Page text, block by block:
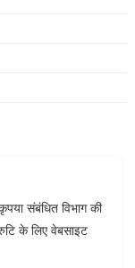
संबंधित विभाग की
के लिए वेबसाइट